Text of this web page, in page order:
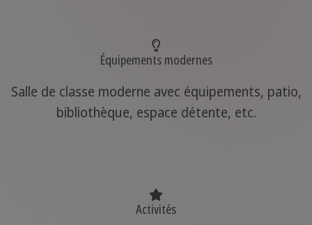
Équipements modernes
Salle de classe moderne avec équipements, patio,
bibliothèque, espace détente, etc.
Activités